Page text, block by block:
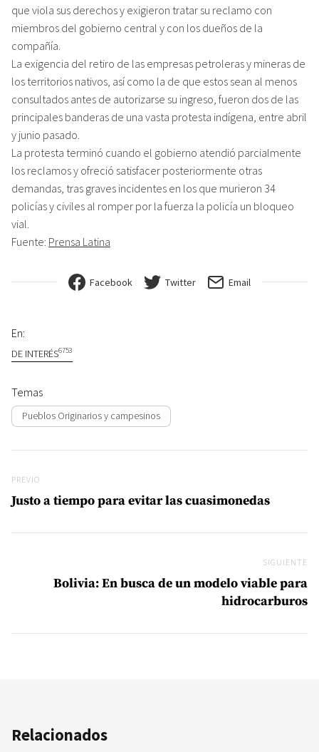
que viola sus derechos y exigieron tratar su reclamo con
miembros del gobierno central y con los dueños de la
compañía.
La exigencia del retiro de las empresas petroleras y mineras de
los territorios nativos, así como la de que estos sean al menos
consultados antes de autorizarse su ingreso, fueron dos de las
principales banderas de una vasta protesta indígena, entre abril
y junio pasado.
La protesta terminó cuando el gobierno atendió parcialmente
los reclamos y ofreció satisfacer posteriormente otras
demandas, tras graves incidentes en los que murieron 34
policías y civiles al romper por la fuerza la policía un bloqueo
vial.
Fuente: Prensa Latina
Facebook Twitter Email
En:
DE INTERÉS6753
Temas
Pueblos Originarios y campesinos
Previo
PREVIO
Justo a tiempo para evitar las cuasimonedas
SIGUIENTE
Bolivia: En busca de un modelo viable para
hidrocarburos
Relacionados